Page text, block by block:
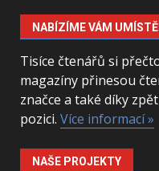
NABÍZÍME VÁM
Tisíce čtenářů si
magazíny přinesou
značce a také díky
pozici. Více informací »
NAŠE PROJEKTY